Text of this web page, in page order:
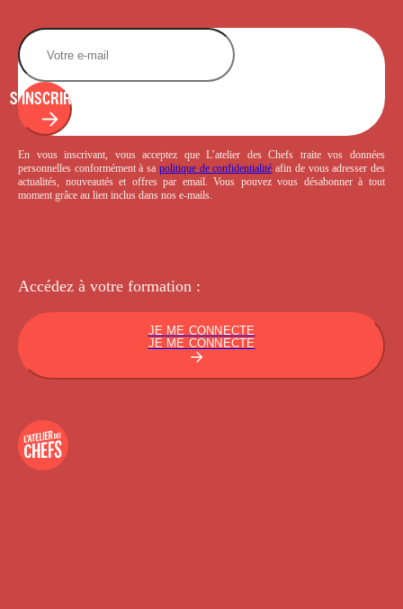
S'INSCRIRE
En vous inscrivant, vous acceptez que L’atelier des Chefs traite vos données
personnelles conformément à sa politique de confidentialité afin de vous adresser des
actualités, nouveautés et offres par email. Vous pouvez vous désabonner à tout
moment grâce au lien inclus dans nos e-mails.
Accédez à votre formation :
JE ME CONNECTE
JE ME CONNECTE